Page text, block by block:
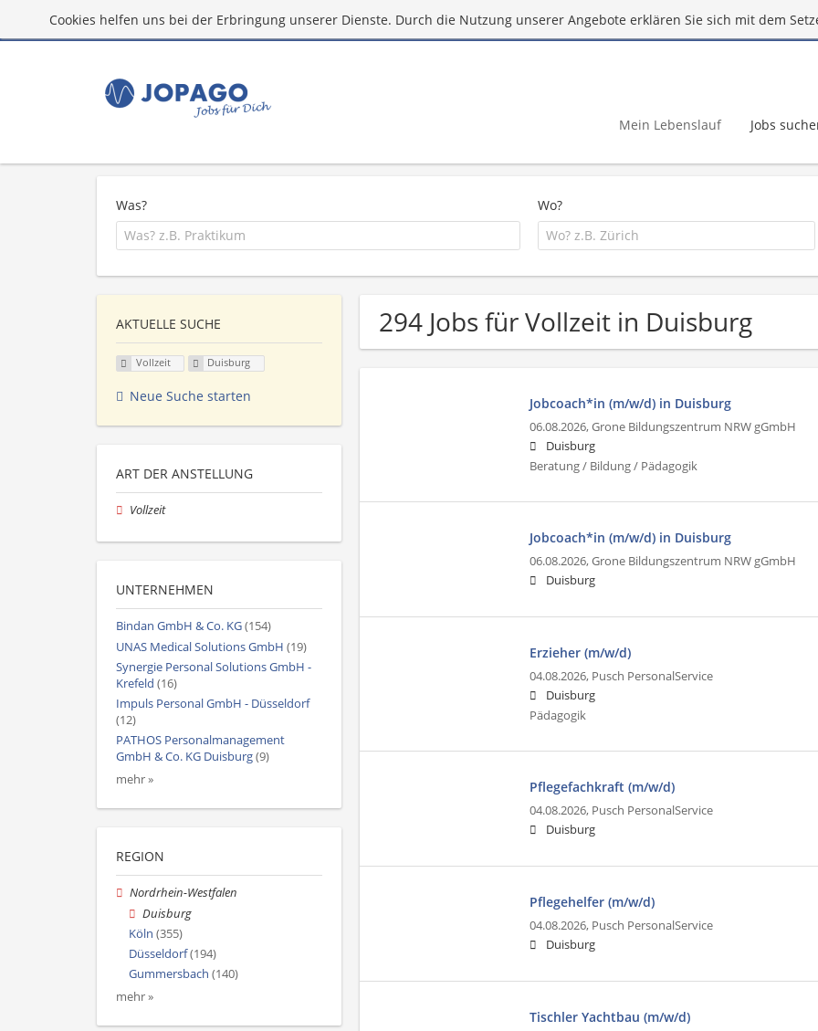
Cookies helfen uns bei der Erbringung unserer Dienste. Durch die Nutzung unserer Angebote erklären Sie sich mit dem
Mein Lebenslauf Jobs
Was? Wo?
294 Jobs für Vollzeit in Duisburg
Jobcoach*in (m/w/d) in Duisburg
06.08.2026,Grone Bildungszentrum NRW gGmbH
Duisburg
Beratung / Bildung / Pädagogik
Jobcoach*in (m/w/d) in Duisburg
06.08.2026,Grone Bildungszentrum NRW gGmbH
Duisburg
Erzieher (m/w/d)
04.08.2026, Pusch PersonalService
Duisburg
Pädagogik
Pflegefachkraft (m/w/d)
04.08.2026, Pusch PersonalService
Duisburg
Pflegehelfer (m/w/d)
04.08.2026, Pusch PersonalService
Duisburg
Tischler Yachtbau (m/w/d)
AKTUELLE SUCHE
Vollzeit Duisburg
Neue Suche starten
ART DER ANSTELLUNG
Vollzeit
UNTERNEHMEN
Bindan GmbH & Co. KG(154)
UNAS Medical Solutions GmbH (19)
Synergie Personal Solutions GmbH -
Krefeld (16)
Impuls Personal GmbH - Düsseldorf
(12)
PATHOS Personalmanagement
GmbH & Co. KG Duisburg(9)
mehr »
REGION
Nordrhein-Westfalen
Duisburg
Köln (355)
Düsseldorf(194)
Gummersbach (140)
mehr »